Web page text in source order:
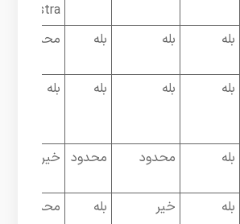
Astra
بله بله بله محدود
بله بله بله بله
بله محدود محدود خیر
بله خیر بله محدود